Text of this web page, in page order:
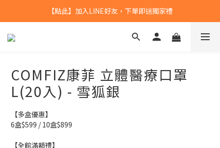
【點此】加入LINE好友，下單即送獨家禮
【點此】加入LINE好友，下單即送獨家禮
全館滿$799，本島免運
COMFIZ康菲 立體醫療口罩
L(20入) - 雪狐銀
【多盒優惠】
6盒$599 / 10盒$899
【全館滿額禮】